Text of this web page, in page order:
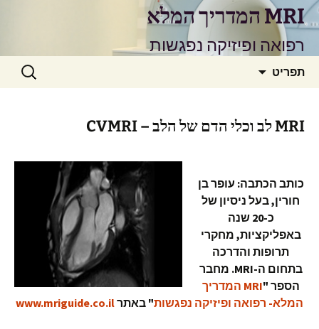
לדלג
לתוכןMRI המדריך המלא
רפואה ופיזיקה נפגשות
תפריט חיפוש:
MRI לב וכלי הדם של הלב – CVMRI
כותב הכתבה: עופר בן
חורין, בעל ניסיון של
כ-20 שנה
באפליקציות, מחקרי
תרופות והדרכה
בתחום ה-MRI. מחבר
הספר "
MRI המדריך
המלא- רפואה ופיזיקה נפגשות" באתרwww.mriguide.co.il